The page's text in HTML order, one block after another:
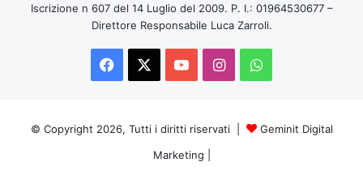
Iscrizione n 607 del 14 Luglio del 2009. P. I.: 01964530677 –
Direttore Responsabile Luca Zarroli.
Facebook
You InstagramWhatsApp
© Copyright 2026, Tutti i diritti riservati |
Geminit Digital
Marketing